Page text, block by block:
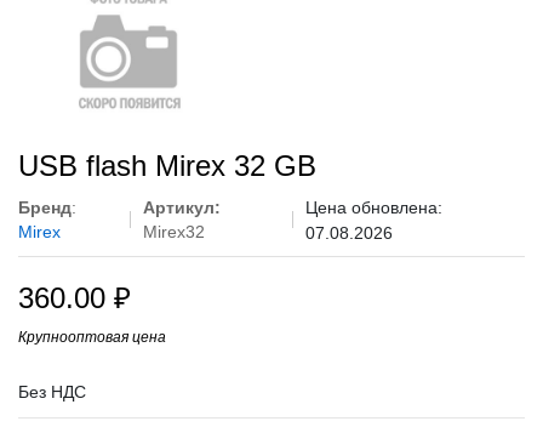
USB flash Mirex 32 GB
Бренд:
Mirex
Артикул:
Mirex32
Цена обновлена:
07.08.2026
360.00 ₽
Крупнооптовая цена
Без НДС